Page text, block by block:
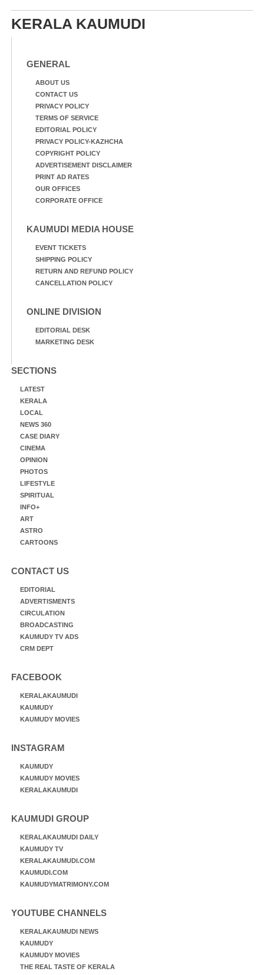
KERALA KAUMUDI
GENERAL
ABOUT US
CONTACT US
PRIVACY POLICY
TERMS OF SERVICE
EDITORIAL POLICY
PRIVACY POLICY-KAZHCHA
COPYRIGHT POLICY
ADVERTISEMENT DISCLAIMER
PRINT AD RATES
OUR OFFICES
CORPORATE OFFICE
KAUMUDI MEDIA HOUSE
EVENT TICKETS
SHIPPING POLICY
RETURN AND REFUND POLICY
CANCELLATION POLICY
ONLINE DIVISION
EDITORIAL DESK
MARKETING DESK
SECTIONS
LATEST
KERALA
LOCAL
NEWS 360
CASE DIARY
CINEMA
OPINION
PHOTOS
LIFESTYLE
SPIRITUAL
INFO+
ART
ASTRO
CARTOONS
CONTACT US
EDITORIAL
ADVERTISMENTS
CIRCULATION
BROADCASTING
KAUMUDY TV ADS
CRM DEPT
FACEBOOK
KERALAKAUMUDI
KAUMUDY
KAUMUDY MOVIES
INSTAGRAM
KAUMUDY
KAUMUDY MOVIES
KERALAKAUMUDI
KAUMUDI GROUP
KERALAKAUMUDI DAILY
KAUMUDY TV
KERALAKAUMUDI.COM
KAUMUDI.COM
KAUMUDYMATRIMONY.COM
YOUTUBE CHANNELS
KERALAKAUMUDI NEWS
KAUMUDY
KAUMUDY MOVIES
THE REAL TASTE OF KERALA